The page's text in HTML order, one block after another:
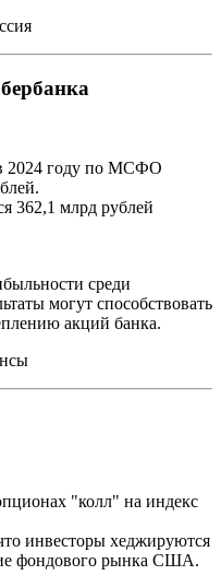
2024 году по МСФО
362,1 млрд рублей
среди
могут способствовать
акций банка.
"колл" на индекс
инвесторы хеджируются
фондового рынка США.